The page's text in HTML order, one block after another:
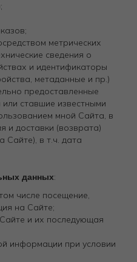
метрических
сведения о
и идентификаторы
метаданные и пр.)
предоставленные
ставшие известными
мной Сайта, в
и доставки (возврата)
Сайте), в т.ч. дата
данных:
числе посещение,
на Сайте;
и их последующая
информации при условии